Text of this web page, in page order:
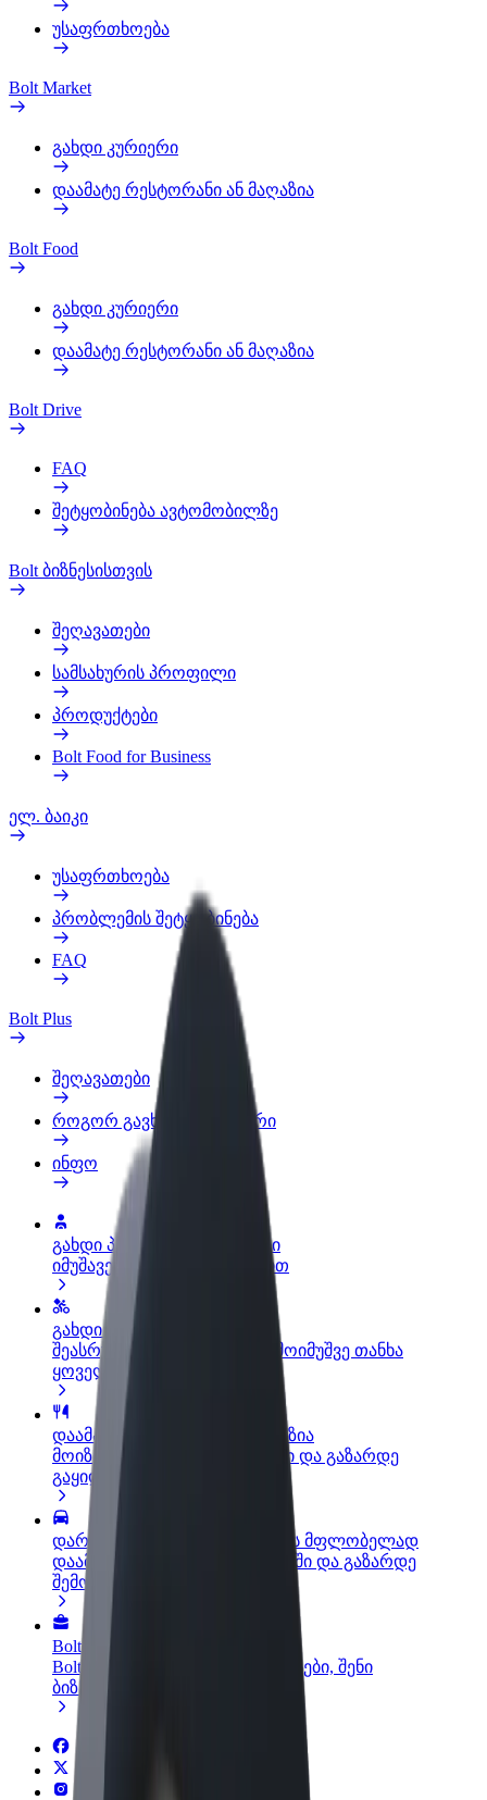
უსაფრთხოება
Bolt Market
გახდი კურიერი
დაამატე რესტორანი ან მაღაზია
Bolt Food
გახდი კურიერი
დაამატე რესტორანი ან მაღაზია
Bolt Drive
FAQ
შეტყობინება ავტომობილზე
Bolt ბიზნესისთვის
შეღავათები
სამსახურის პროფილი
პროდუქტები
Bolt Food for Business
ელ. ბაიკი
უსაფრთხოება
პრობლემის შეტყობინება
FAQ
Bolt Plus
შეღავათები
როგორ გავხდე გამომწერი
ინფო
გახდი პარტნიორი მძღოლი
იმუშავე საკუთარი გრაფიკით
გახდი კურიერი
შეასრულე შეკვეთები და გამოიმუშვე თანხა
ყოველკვირეულად
დაამატე რესტორანი ან მაღაზია
მოიზიდე მეტი მომხმარებელი და გაზარდე
გაყიდვები
დარეგისტრირდი ავტოპარკის მფლობელად
დაამატე შენი ავტოპარკი Bolt-ში და გაზარდე
შემოსავალი
Bolt ბიზნესისთვის
Bolt-ის პროდუქტები და სერვისები, შენი
ბიზნესისთვის